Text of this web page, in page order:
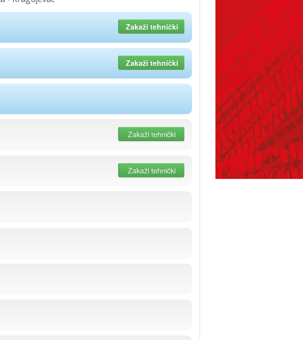
Zakaži tehnički
Zakaži tehnički
Zakaži tehnički
Zakaži tehnički